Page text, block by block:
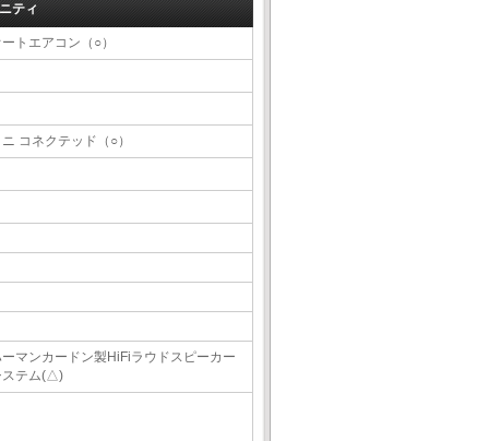
ティ
トエアコン（○）
コネクテッド（○）
マンカードン製HiFiラウドスピーカー
ステム(△)